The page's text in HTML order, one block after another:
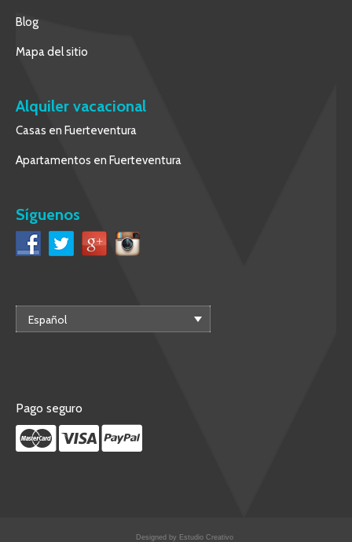
Blog
Mapa del sitio
Alquiler vacacional
Casas en Fuerteventura
Apartamentos en Fuerteventura
Síguenos
Español
Pago seguro
Designed by Estudio Creativo